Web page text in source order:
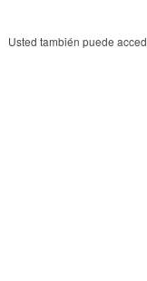
Usted también puede